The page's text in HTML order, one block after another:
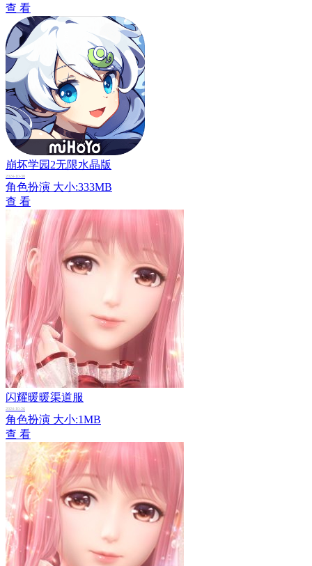
查 看
崩坏学园2无限水晶版
2024-10-30
角色扮演 大小:333MB
查 看
闪耀暖暖渠道服
2024-10-26
角色扮演 大小:1MB
查 看